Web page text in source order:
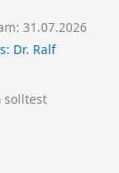
31.07.2026
Dr. Ralf
solltest